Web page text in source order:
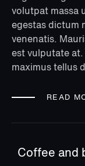
volutpat massa
egestas dictum
venenatis.
est vulputate
maximus tellus
READ
Coffee and